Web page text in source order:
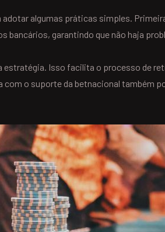
algumas práticas simples.
garantindo que não haja
Isso facilita o processo de
o suporte da betnacional também